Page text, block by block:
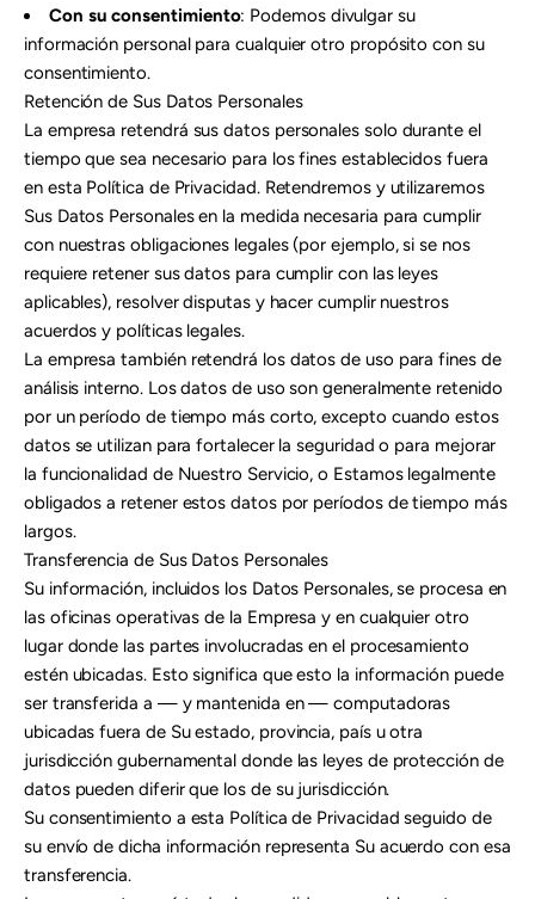
Con su consentimiento: Podemos divulgar su
información personal para cualquier otro propósito con su
consentimiento.
Retención de Sus Datos Personales
La empresa retendrá sus datos personales solo durante el
tiempo que sea necesario para los fines establecidos fuera
en esta Política de Privacidad. Retendremos y utilizaremos
Sus Datos Personales en la medida necesaria para cumplir
con nuestras obligaciones legales (por ejemplo, si se nos
requiere retener sus datos para cumplir con las leyes
aplicables), resolver disputas y hacer cumplir nuestros
acuerdos y políticas legales.
La empresa también retendrá los datos de uso para fines de
análisis interno. Los datos de uso son generalmente retenido
por un período de tiempo más corto, excepto cuando estos
datos se utilizan para fortalecer la seguridad o para mejorar
la funcionalidad de Nuestro Servicio, o Estamos legalmente
obligados a retener estos datos por períodos de tiempo más
largos.
Transferencia de Sus Datos Personales
Su información, incluidos los Datos Personales, se procesa en
las oficinas operativas de la Empresa y en cualquier otro
lugar donde las partes involucradas en el procesamiento
estén ubicadas. Esto significa que esto la información puede
ser transferida a — y mantenida en — computadoras
ubicadas fuera de Su estado, provincia, país u otra
jurisdicción gubernamental donde las leyes de protección de
datos pueden diferir que los de su jurisdicción.
Su consentimiento a esta Política de Privacidad seguido de
su envío de dicha información representa Su acuerdo con esa
transferencia.